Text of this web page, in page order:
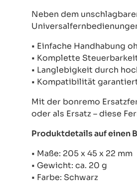
Neben dem
• Einfache Handhabung
• Komplette
• Langlebigkeit durch
• Kompatibilität
Mit der bonremo
oder als Ersatz – diese
Produktdetails auf einen
• Maße: 205 x 45 x 22 mm
• Gewicht: ca. 20 g
• Farbe: Schwarz